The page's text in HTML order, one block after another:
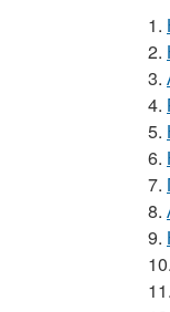
1.
2.
3.
4.
5.
6.
7.
8.
9.
10.
11.